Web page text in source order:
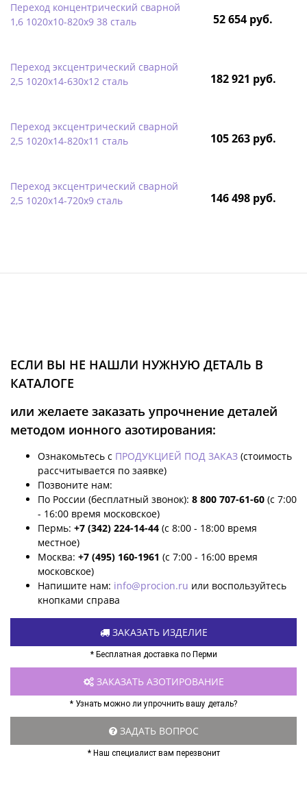
Переход концентрический сварной
1,6 1020х10-820х9 38 сталь
52 654 руб.
Переход эксцентрический сварной
2,5 1020х14-630х12 сталь
182 921 руб.
Переход эксцентрический сварной
2,5 1020х14-820х11 сталь
105 263 руб.
Переход эксцентрический сварной
2,5 1020х14-720х9 сталь
146 498 руб.
ЕСЛИ ВЫ НЕ НАШЛИ НУЖНУЮ ДЕТАЛЬ В
КАТАЛОГЕ
или желаете заказать упрочнение деталей
методом ионного азотирования:
Ознакомьтесь с ПРОДУКЦИЕЙ ПОД ЗАКАЗ (стоимость
рассчитывается по заявке)
Позвоните нам:
По России (бесплатный звонок): 8 800 707-61-60 (с 7:00
- 16:00 время московское)
Пермь: +7 (342) 224-14-44 (с 8:00 - 18:00 время
местное)
Москва: +7 (495) 160-1961 (с 7:00 - 16:00 время
московское)
Напишите нам: info@procion.ru или воспользуйтесь
кнопками справа
ЗАКАЗАТЬ ИЗДЕЛИЕ
* Бесплатная доставка по Перми
ЗАКАЗАТЬ АЗОТИРОВАНИЕ
* Узнать можно ли упрочнить вашу деталь?
ЗАДАТЬ ВОПРОС
* Наш специалист вам перезвонит